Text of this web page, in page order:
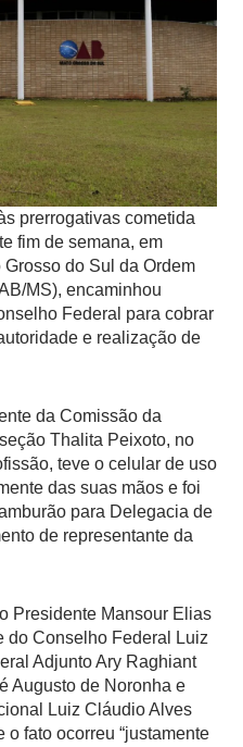
prerrogativas cometida
fim de semana, em
do Sul da Ordem
MS), encaminhou
Federal para cobrar
e realização de
da Comissão da
Thalita Peixoto, no
teve o celular de uso
das suas mãos e foi
para Delegacia de
de representante da
Presidente Mansour Elias
do Conselho Federal Luiz
Adjunto Ary Raghiant
Augusto de Noronha e
Luiz Cláudio Alves
o fato ocorreu “justamente